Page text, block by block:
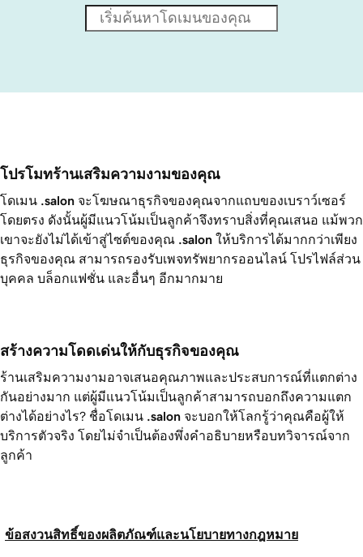
โปรโมทร้านเสริมความงามของคุณ
โดเมน .salon จะโฆษณาธุรกิจของคุณจากแถบของเบราว์เซอร์
โดยตรง ดังนั้นผู้มีแนวโน้มเป็นลูกค้าจึงทราบสิ่งที่คุณเสนอ แม้พวก
เขาจะยังไม่ได้เข้าสู่ไซต์ของคุณ .salon ให้บริการได้มากกว่าเพียง
ธุรกิจของคุณ สามารถรองรับเพจทรัพยากรออนไลน์ โปรไฟล์ส่วน
บุคคล บล็อกแฟชั่น และอื่นๆ อีกมากมาย
สร้างความโดดเด่นให้กับธุรกิจของคุณ
ร้านเสริมความงามอาจเสนอคุณภาพและประสบการณ์ที่แตกต่าง
กันอย่างมาก แต่ผู้มีแนวโน้มเป็นลูกค้าสามารถบอกถึงความแตก
ต่างได้อย่างไร? ชื่อโดเมน .salon จะบอกให้โลกรู้ว่าคุณคือผู้ให้
บริการตัวจริง โดยไม่จำเป็นต้องพึ่งคำอธิบายหรือบทวิจารณ์จาก
ลูกค้า
ข้อสงวนสิทธิ์ของผลิตภัณฑ์และนโยบายทางกฎหมาย